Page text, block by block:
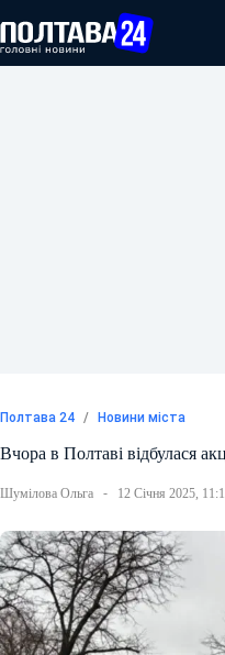
до
вмісту
Полтава 24 / Новини міста
Вчора в Полтаві відбулася
Шумілова Ольга 12 Січня 2025,